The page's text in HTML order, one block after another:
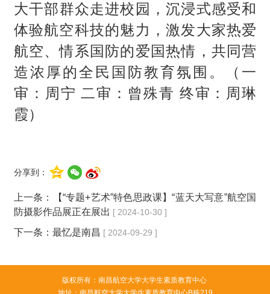
大干部群众走进校园 ，沉浸式感受和
体验航空科技的魅力，激发大家热爱
航空、情系国防的爱国热情， 共同营
造浓厚的全民国防教育氛围。（一
审：周宁 二审：曾殊青 终审：周琳
霞）
分享到：
上一条：
【“专题+艺术”特色思政课】“蓝天大写意”航空国
防摄影作品展正在展出 [ 2024-10-30 ]
下一条： 最忆是南昌 [ 2024-09-29 ]
版权所有：南昌航空大学大学生素质教育中心